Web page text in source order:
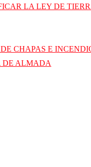
LA LEY DE
CHAPAS E
DE ALMADA